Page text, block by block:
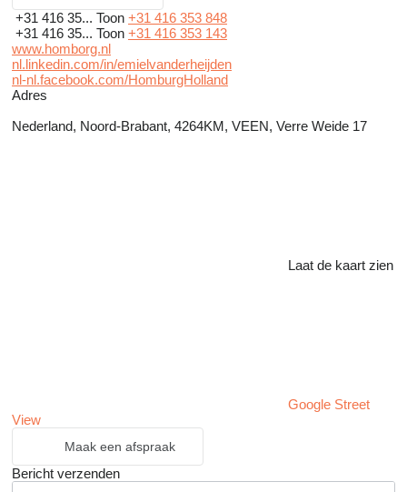
+31 416 35... Toon +31 416 353 848
+31 416 35... Toon +31 416 353 143
www.homborg.nl
nl.linkedin.com/in/emielvanderheijden
nl-nl.facebook.com/HomburgHolland
Adres
Nederland, Noord-Brabant, 4264KM, VEEN, Verre Weide 17
Laat de kaart zien
Google Street
View
Maak een afspraak
Bericht verzenden